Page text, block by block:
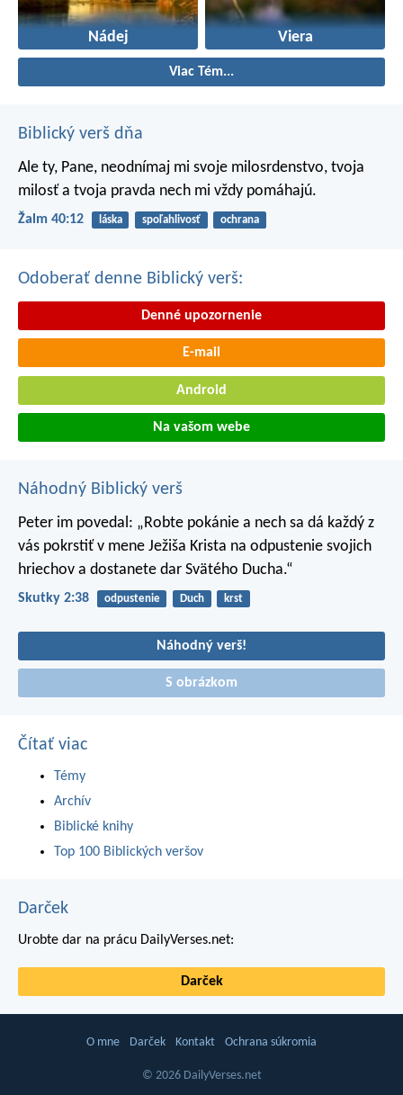
Nádej Viera
Viac Tém...
Biblický verš dňa
Ale ty, Pane, neodnímaj mi svoje milosrdenstvo, tvoja
milosť a tvoja pravda nech mi vždy pomáhajú.
Žalm 40:12 láska spoľahlivosť ochrana
Odoberať denne Biblický verš:
Denné upozornenie
E-mail
Android
Na vašom webe
Náhodný Biblický verš
Peter im povedal: „Robte pokánie a nech sa dá každý z
vás pokrstiť v mene Ježiša Krista na odpustenie svojich
hriechov a dostanete dar Svätého Ducha.“
Skutky 2:38 odpustenie Duch krst
Náhodný verš!
S obrázkom
Čítať viac
Témy
Archív
Biblické knihy
Top 100 Biblických veršov
Darček
Urobte dar na prácu DailyVerses.net:
Darček
O mne Darček Kontakt Ochrana súkromia
© 2026 DailyVerses.net